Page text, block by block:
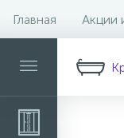
Главная Акции